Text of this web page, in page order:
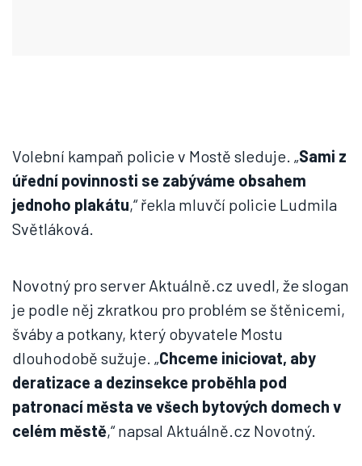
Volební kampaň policie v Mostě sleduje. „Sami z
úřední povinnosti se zabýváme obsahem
jednoho plakátu,“ řekla mluvčí policie Ludmila
Světláková.
Novotný pro server Aktuálně.cz uvedl, že slogan
je podle něj zkratkou pro problém se štěnicemi,
šváby a potkany, který obyvatele Mostu
dlouhodobě sužuje. „Chceme iniciovat, aby
deratizace a dezinsekce proběhla pod
patronací města ve všech bytových domech v
celém městě,“ napsal Aktuálně.cz Novotný.